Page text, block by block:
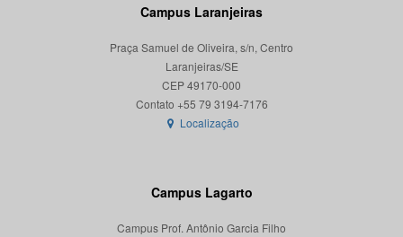
Campus Laranjeiras
Praça Samuel de Oliveira, s/n, Centro
Laranjeiras/SE
CEP 49170-000
Localização
Campus Lagarto
Campus Prof. Antônio Garcia Filho